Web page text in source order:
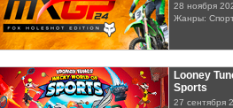
28 ноября
Жанры:
Looney
Sports
27 сентября